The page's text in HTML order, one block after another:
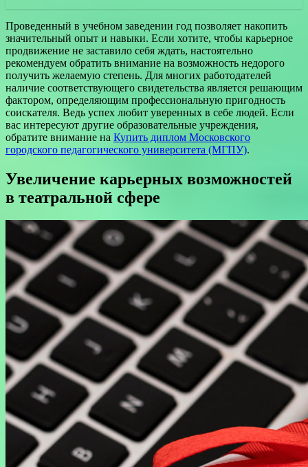
Проведенный в учебном заведении год позволяет накопить
значительный опыт и навыки. Если хотите, чтобы карьерное
продвижение не заставило себя ждать, настоятельно
рекомендуем обратить внимание на возможность недорого
получить желаемую степень. Для многих работодателей
наличие соответствующего свидетельства является решающим
фактором, определяющим профессиональную пригодность
соискателя. Ведь успех любит уверенных в себе людей. Если
вас интересуют другие образовательные учреждения,
обратите внимание на Купить диплом Московского
городского педагогического университета (МГПУ).
Увеличение карьерных возможностей
в театральной сфере